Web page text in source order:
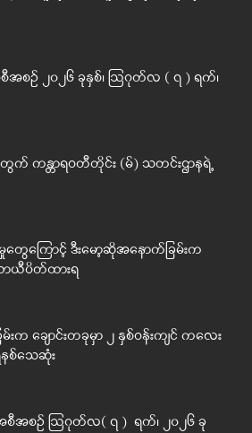
စီအစဉ် ၂၀၂၆ ခုနှစ်၊ ဩဂုတ်လ ( ၇ ) ရက်၊
ကန္တာရဝတီတိုင်း (မ်) သတင်းဌာနရဲ့
ြောင့် ဒီးမော့ဆိုအနောက်ခြမ်းက
ာယီပိတ်ထားရ
က ချောင်းတခုမှာ ၂ နှစ်ဝန်းကျင် ကလေး
စ်သေဆုံး
စီအစဉ် ဩဂုတ်လ( ၇ ) ရက်၊ ၂၀၂၆ ခု